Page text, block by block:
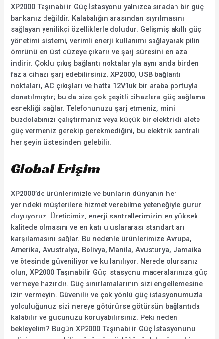
XP2000 Taşınabilir Güç İstasyonu yalnızca sıradan bir güç
bankanız değildir. Kalabalığın arasından sıyrılmasını
sağlayan yenilikçi özelliklerle doludur. Gelişmiş akıllı güç
yönetimi sistemi, verimli enerji kullanımı sağlayarak pilin
ömrünü en üst düzeye çıkarır ve şarj süresini en aza
indirir. Çoklu çıkış bağlantı noktalarıyla aynı anda birden
fazla cihazı şarj edebilirsiniz. XP2000, USB bağlantı
noktaları, AC çıkışları ve hatta 12V’luk bir araba portuyla
donatılmıştır; bu da size çok çeşitli cihazlara güç sağlama
esnekliği sağlar. Telefonunuzu şarj etmeniz, mini
buzdolabınızı çalıştırmanız veya küçük bir elektrikli alete
güç vermeniz gerekip gerekmediğini, bu elektrik santrali
her şeyin üstesinden gelebilir.
Global Erişim
XP2000’de ürünlerimizle ve bunların dünyanın her
yerindeki müşterilere hizmet verebilme yeteneğiyle gurur
duyuyoruz. Üreticimiz, enerji santrallerimizin en yüksek
kalitede olmasını ve en katı uluslararası standartları
karşılamasını sağlar. Bu nedenle ürünlerimize Avrupa,
Amerika, Avustralya, Bolivya, Manila, Avusturya, Jamaika
ve ötesinde güveniliyor ve kullanılıyor. Nerede olursanız
olun, XP2000 Taşınabilir Güç İstasyonu maceralarınıza güç
vermeye hazırdır. Güç sınırlamalarının sizi engellemesine
izin vermeyin. Güvenilir ve çok yönlü güç istasyonumuzla
yolculuğunuz sizi nereye götürürse götürsün bağlantıda
kalabilir ve gücünüzü koruyabilirsiniz. Peki neden
bekleyelim? Bugün XP2000 Taşınabilir Güç İstasyonunu